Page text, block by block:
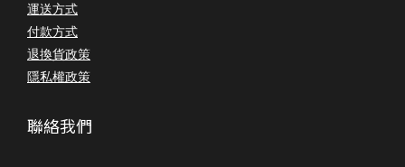
運送方式
付款方式
退換貨政策
隱私權政策
聯絡我們